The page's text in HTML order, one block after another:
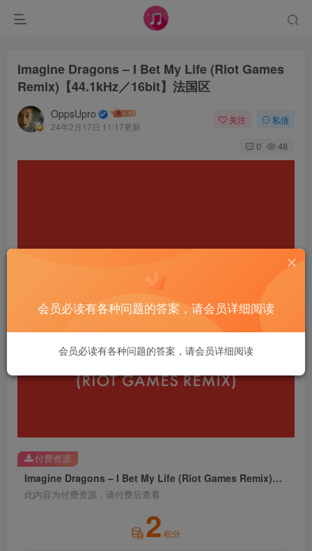
Imagine Dragons – I Bet My Life (Riot Games
Remix)【44.1kHz／16bit】法国区
OppsUpro
24年2月17日 11:17更新
关注 私信
0 48
Imagine Dragons – I Bet My Life (Riot Games Remix)【44.1kHz／16bit】法国区
此内容为付费资源，请付费后查看
2 积分
付费资源
会员必读有各种问题的答案，请会员详细阅读
会员必读有各种问题的答案，请会员详细阅读